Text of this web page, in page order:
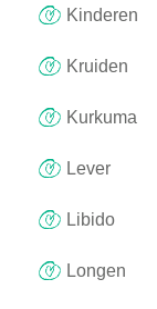
Kinderen
Kruiden
Kurkuma
Lever
Libido
Longen